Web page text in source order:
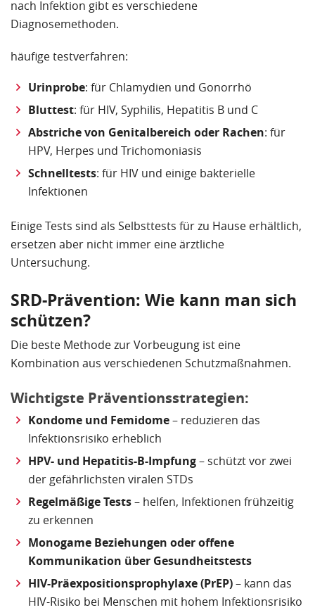
nach Infektion gibt es verschiedene
Diagnosemethoden.
häufige testverfahren:
Urinprobe: für Chlamydien und Gonorrhö
Bluttest: für HIV, Syphilis, Hepatitis B und C
Abstriche von Genitalbereich oder Rachen: für
HPV, Herpes und Trichomoniasis
Schnelltests: für HIV und einige bakterielle
Infektionen
Einige Tests sind als Selbsttests für zu Hause erhältlich,
ersetzen aber nicht immer eine ärztliche
Untersuchung.
SRD-Prävention: Wie kann man sich
schützen?
Die beste Methode zur Vorbeugung ist eine
Kombination aus verschiedenen Schutzmaßnahmen.
Wichtigste Präventionsstrategien:
Kondome und Femidome– reduzieren das
Infektionsrisiko erheblich
HPV- und Hepatitis-B-Impfung– schützt vor zwei
der gefährlichsten viralen STDs
Regelmäßige Tests– helfen, Infektionen frühzeitig
zu erkennen
Monogame Beziehungen oder offene
Kommunikation über Gesundheitstests
HIV-Präexpositionsprophylaxe (PrEP)– kann das
HIV-Risiko bei Menschen mit hohem Infektionsrisiko